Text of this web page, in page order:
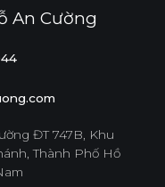
An Cường
ĐT 747B, Khu
Thành Phố Hồ